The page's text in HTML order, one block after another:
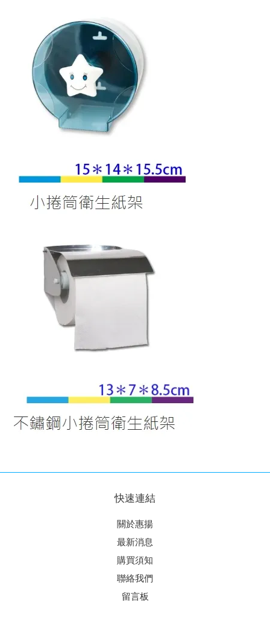
快速連結
關於惠揚
最新消息
購買須知
聯絡我們
留言板